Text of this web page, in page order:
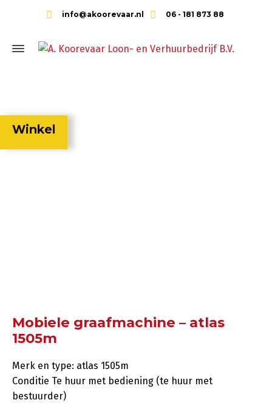
info@akoorevaar.nl 06 - 181 873 88
Winkel
Mobiele graafmachine – atlas
1505m
Merk en type: atlas 1505m
Conditie Te huur met bediening (te huur met
bestuurder)